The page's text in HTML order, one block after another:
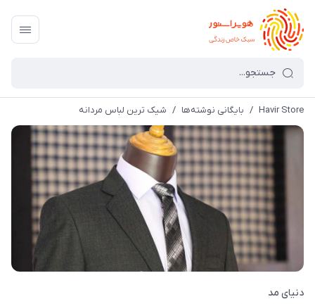
Havir Store
/ بایگانی نوشته‌ها / شیک ترین لباس مردانه
دنیای مد